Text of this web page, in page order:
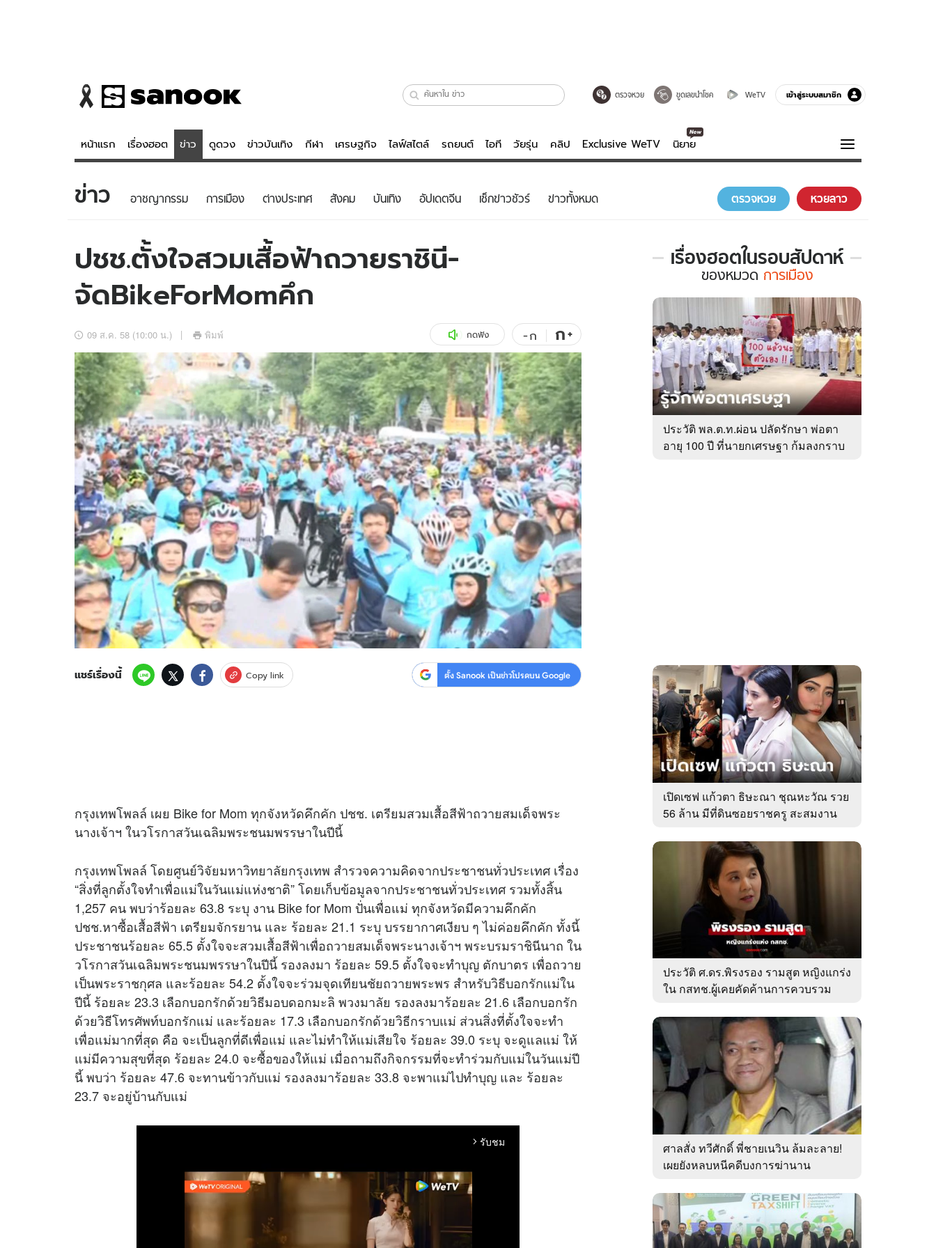
ตรวจหวย ขูดเลขนำโชค WeTV เข้าสู่ระบบสมาชิก
หน้าแรก เรื่องฮอต ข่าว ดูดวง ข่าวบันเทิง กีฬา เศรษฐกิจ ไลฟ์สไตล์ รถยนต์ ไอที วัยรุ่น คลิป Exclusive WeTV นิยาย
ข่าว
ข่าวบันเทิง
ข่าวกีฬา
ข่าวเศรษฐกิจ
อัปเดตจีน
เช็กข่าวชัวร์
ดูดวง - ตรวจหวย
หวยไทย
สถิติหวยไทย
หวยลาว
ไลฟ์สไตล์
วัยรุ่น
สุขภาพ
เที่ยว-กิน
Tasteful Thailand
Sanook Choice
บันเทิงครบรส
ดูทีวี
WeTV
Exclusive WeTV
นิยาย
ความรู้รอบตัว
ฮาวทู
ดาวน์โหลดสนุกแอปฟรี ติดตามสนุกโซเชียลได้ที่
สงวนลิขสิทธิ์ ©2569บริษัท อิมเมจ ฟิวเจอร์ (ประเทศไทย) จำกัด
ข่าว อาชญากรรม การเมือง ต่างประเทศ สังคม บันเทิง อัปเดตจีน เช็กข่าวชัวร์ ข่าวทั้งหมด ตรวจหวย หวยลาว
ปชช.ตั้งใจสวมเสื้อฟ้าถวายราชินี-
จัดBikeForMomคึก
09 ส.ค. 58 (10:00 น.) พิมพ์ กดฟัง -ก ก+
แชร์เรื่องนี้ Copy link ตั้ง Sanook เป็นข่าวโปรดบน Google
กรุงเทพโพลล์ เผย Bike for Mom ทุกจังหวัดคึกคัก ปชช. เตรียมสวมเสื้อสีฟ้าถวายสมเด็จพระ
นางเจ้าฯ ในวโรกาสวันเฉลิมพระชนมพรรษาในปีนี้
กรุงเทพโพลล์ โดยศูนย์วิจัยมหาวิทยาลัยกรุงเทพ สำรวจความคิดจากประชาชนทั่วประเทศ เรื่อง
“สิ่งที่ลูกตั้งใจทำเพื่อแม่ในวันแม่แห่งชาติ” โดยเก็บข้อมูลจากประชาชนทั่วประเทศ รวมทั้งสิ้น
1,257 คน พบว่าร้อยละ 63.8 ระบุ งาน Bike for Mom ปั่นเพื่อแม่ ทุกจังหวัดมีความคึกคัก
ปชช.หาซื้อเสื้อสีฟ้า เตรียมจักรยาน และ ร้อยละ 21.1 ระบุ บรรยากาศเงียบ ๆ ไม่ค่อยคึกคัก ทั้งนี้
ประชาชนร้อยละ 65.5 ตั้งใจจะสวมเสื้อสีฟ้าเพื่อถวายสมเด็จพระนางเจ้าฯ พระบรมราชินีนาถ ใน
วโรกาสวันเฉลิมพระชนมพรรษาในปีนี้ รองลงมา ร้อยละ 59.5 ตั้งใจจะทำบุญ ตักบาตร เพื่อถวาย
เป็นพระราชกุศล และร้อยละ 54.2 ตั้งใจจะร่วมจุดเทียนชัยถวายพระพร สำหรับวิธีบอกรักแม่ใน
ปีนี้ ร้อยละ 23.3 เลือกบอกรักด้วยวิธีมอบดอกมะลิ พวงมาลัย รองลงมาร้อยละ 21.6 เลือกบอกรัก
ด้วยวิธีโทรศัพท์บอกรักแม่ และร้อยละ 17.3 เลือกบอกรักด้วยวิธีกราบแม่ ส่วนสิ่งที่ตั้งใจจะทำ
เพื่อแม่มากที่สุด คือ จะเป็นลูกที่ดีเพื่อแม่ และไม่ทำให้แม่เสียใจ ร้อยละ 39.0 ระบุ จะดูแลแม่ ให้
แม่มีความสุขที่สุด ร้อยละ 24.0 จะซื้อของให้แม่ เมื่อถามถึงกิจกรรมที่จะทำร่วมกับแม่ในวันแม่ปี
นี้ พบว่า ร้อยละ 47.6 จะทานข้าวกับแม่ รองลงมาร้อยละ 33.8 จะพาแม่ไปทำบุญ และ ร้อยละ
23.7 จะอยู่บ้านกับแม่
arrow_forward_ios รับชม
เรื่องฮอตในรอบสัปดาห์
เรื่อง
ใน
สัปดาห์
ของ
หมวด
การเมือง
ของหมวด การเมือง
ประวัติ พล.ต.ท.ผ่อน ปลัดรักษา พ่อตา
อายุ 100 ปี ที่นายกเศรษฐา ก้มลงกราบ
เปิดเซฟ แก้วตา ธิษะณา ชุณหะวัณ รวย
56 ล้าน มีที่ดินซอยราชครู สะสมงาน
ประวัติ ศ.ดร.พิรงรอง รามสูต หญิงแกร่ง
ใน กสทช.ผู้เคยคัดค้านการควบรวม
ศาลสั่ง ทวีศักดิ์ พี่ชายเนวิน ล้มละลาย!
เผยยังหลบหนีคดีบงการฆ่านาน